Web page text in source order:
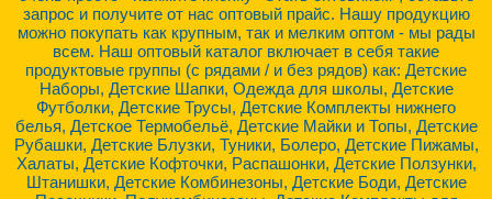
запрос и получите от нас оптовый прайс. Нашу продукцию
можно покупать как крупным, так и мелким оптом - мы рады
всем. Наш оптовый каталог включает в себя такие
продуктовые группы (с рядами / и без рядов) как: Детские
Наборы, Детские Шапки, Одежда для школы, Детские
Футболки, Детские Трусы, Детские Комплекты нижнего
белья, Детское Термобельё, Детские Майки и Топы, Детские
Рубашки, Детские Блузки, Туники, Болеро, Детские Пижамы,
Халаты, Детские Кофточки, Распашонки, Детские Ползунки,
Штанишки, Детские Комбинезоны, Детские Боди, Детские